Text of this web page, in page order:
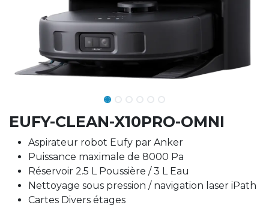
EUFY-CLEAN-X10PRO-OMNI
Aspirateur robot Eufy par Anker
Puissance maximale de 8000 Pa
Réservoir 2.5 L Poussière / 3 L Eau
Nettoyage sous pression / navigation laser iPath
Cartes Divers étages